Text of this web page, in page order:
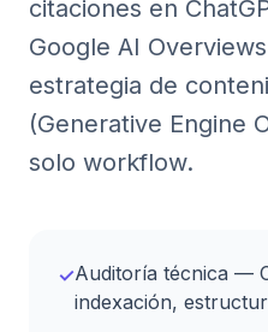
citaciones en
Google AI
estrategia de
(Generative Engine
solo workflow.
✓Auditoría técnica —
indexación,